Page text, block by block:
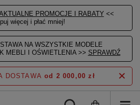
PROMOCJE I RABATY <<
więcej i płać mniej!
NA WSZYSTKIE MODELE
MEBLI I OŚWIETLENIA >> SPRAWDŹ
DOSTAWA od 2 000,00 zł